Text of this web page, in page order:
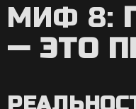
МИФ 8:
— ЭТО